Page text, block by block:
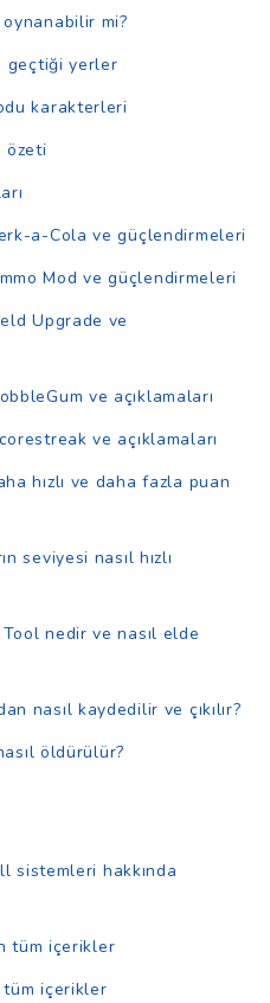
mi?
geçtiği yerler
karakterleri
özeti
a-Cola ve güçlendirmeleri
Mod ve güçlendirmeleri
Upgrade ve
ve açıklamaları
ve açıklamaları
hızlı ve daha fazla puan
seviyesi nasıl hızlı
nedir ve nasıl elde
nasıl kaydedilir ve çıkılır?
öldürülür?
sistemleri hakkında
tüm içerikler
içerikler